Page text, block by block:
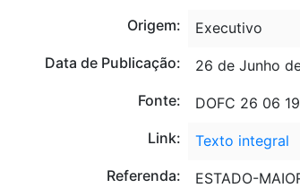
Origem:
Executivo
Data de Publicação:
26 de Junho
Fonte:
DOFC 26 06
Link:
Texto integral
Referenda:
ESTADO-